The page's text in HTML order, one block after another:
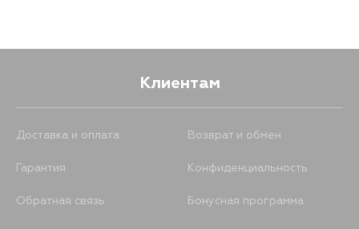
Клиентам
Доставка и оплата Возврат и обмен
Гарантия Конфиденциальность
Обратная связь Бонусная программа